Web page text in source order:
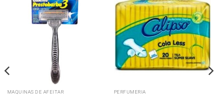
MAQUINAS DE AFEITAR PERFUMERIA